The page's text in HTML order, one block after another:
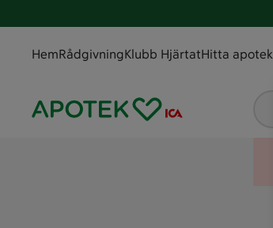
HemRådgivningKlubb HjärtatHitta apotek